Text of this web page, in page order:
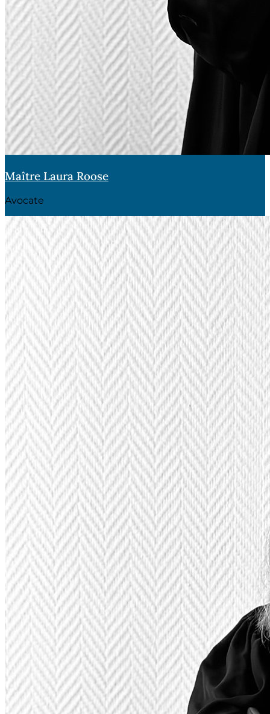
Maître Laura Roose
Avocate